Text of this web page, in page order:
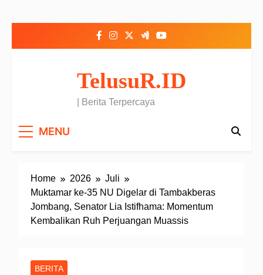
TelusuR.ID
| Berita Terpercaya
MENU
Home 2026
Juli
Muktamar ke-35 NU Digelar di Tambakberas
Jombang, Senator Lia Istifhama: Momentum
Kembalikan Ruh Perjuangan Muassis
BERITA